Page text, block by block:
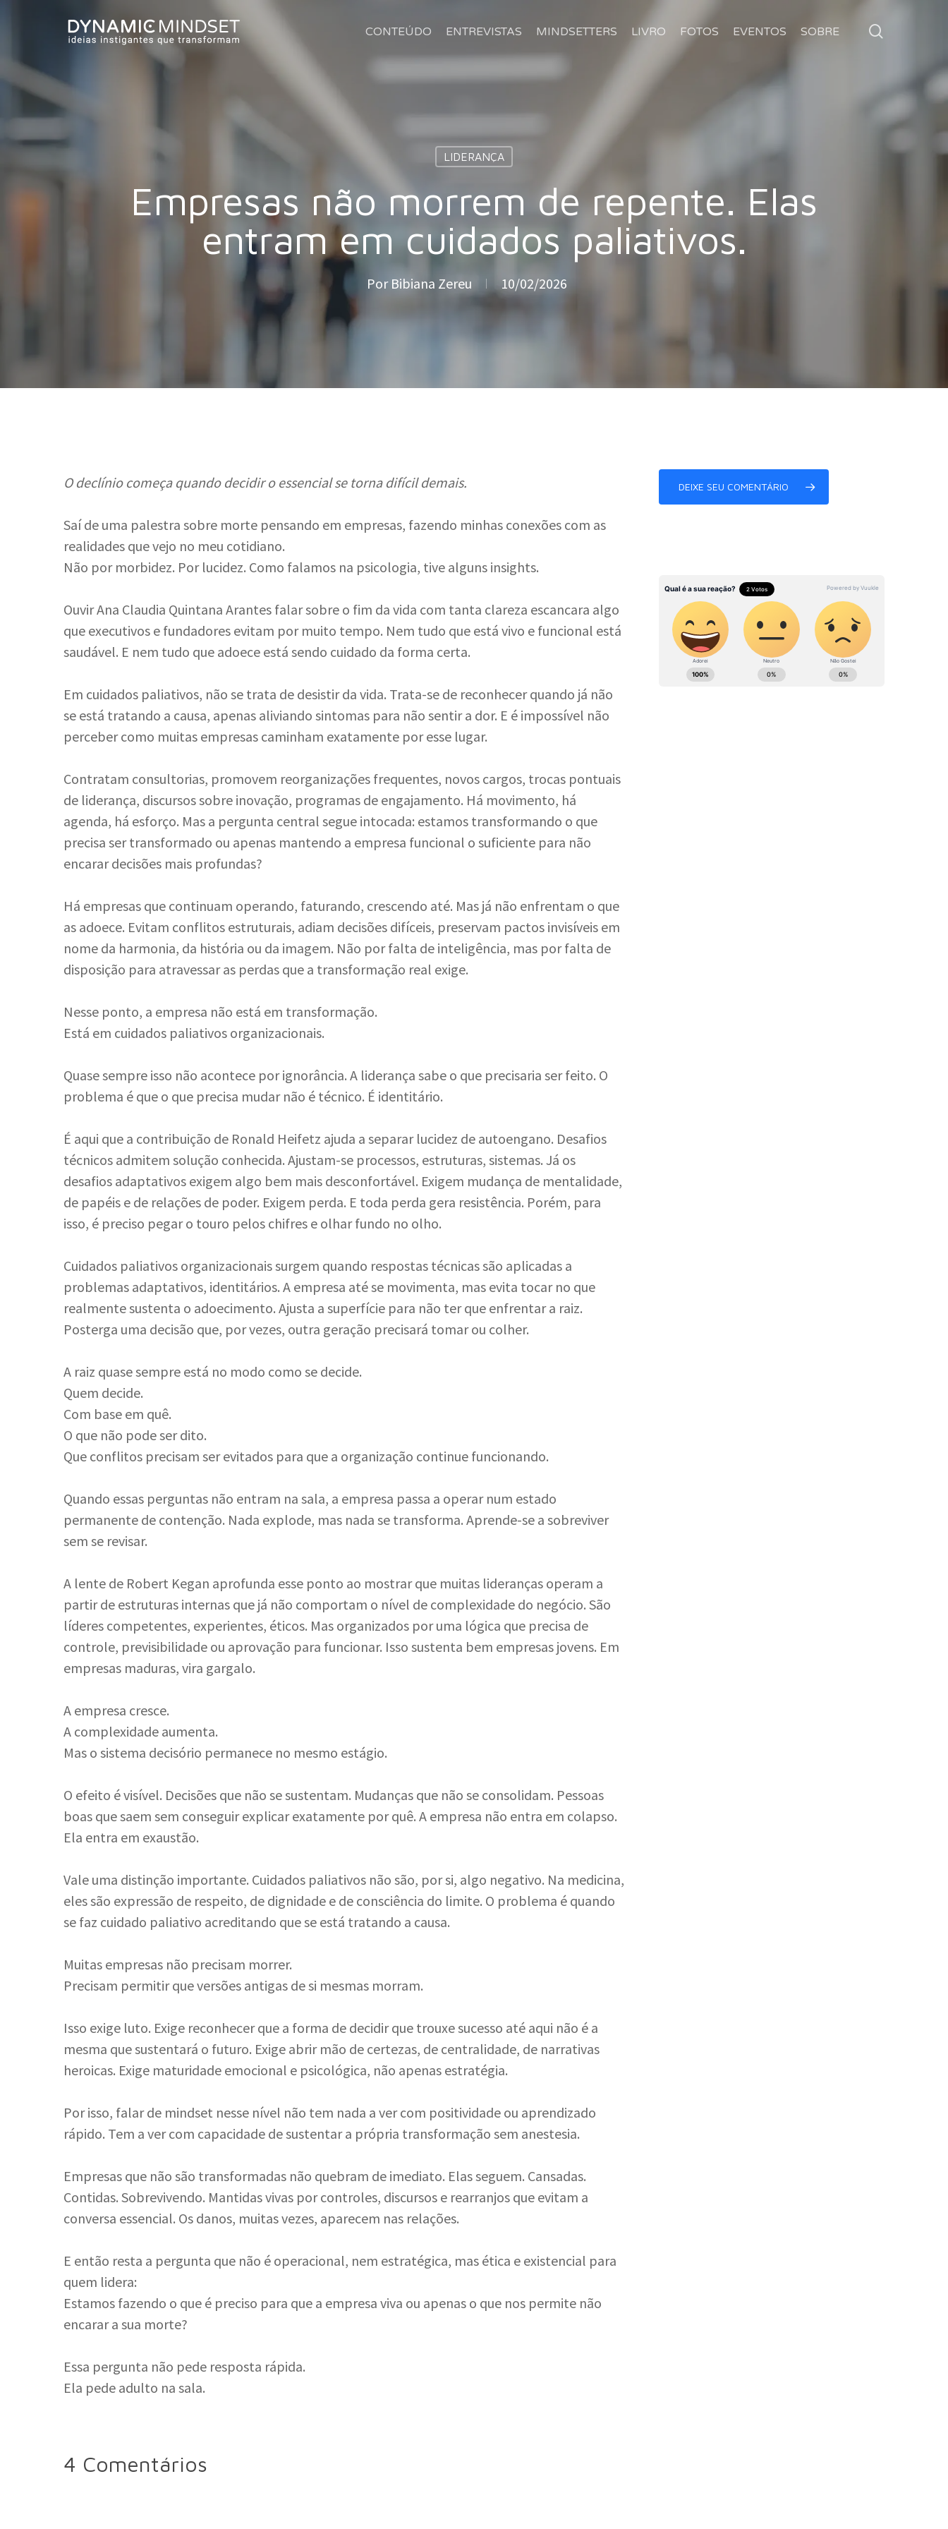
content
CONTEÚDO ENTREVISTAS MINDSETTERS LIVRO FOTOS EVENTOS SOBRE
LIDERANÇA
Empresas não morrem de repente. Elas
entram em cuidados paliativos.
Por Bibiana Zereu 10/02/2026
O declínio começa quando decidir o essencial se torna difícil demais.
Saí de uma palestra sobre morte pensando em empresas, fazendo minhas conexões com as
realidades que vejo no meu cotidiano.
Não por morbidez. Por lucidez. Como falamos na psicologia, tive alguns insights.
Ouvir Ana Claudia Quintana Arantes falar sobre o fim da vida com tanta clareza escancara algo
que executivos e fundadores evitam por muito tempo. Nem tudo que está vivo e funcional está
saudável. E nem tudo que adoece está sendo cuidado da forma certa.
Em cuidados paliativos, não se trata de desistir da vida. Trata-se de reconhecer quando já não
se está tratando a causa, apenas aliviando sintomas para não sentir a dor. E é impossível não
perceber como muitas empresas caminham exatamente por esse lugar.
Contratam consultorias, promovem reorganizações frequentes, novos cargos, trocas pontuais
de liderança, discursos sobre inovação, programas de engajamento. Há movimento, há
agenda, há esforço. Mas a pergunta central segue intocada: estamos transformando o que
precisa ser transformado ou apenas mantendo a empresa funcional o suficiente para não
encarar decisões mais profundas?
Há empresas que continuam operando, faturando, crescendo até. Mas já não enfrentam o que
as adoece. Evitam conflitos estruturais, adiam decisões difíceis, preservam pactos invisíveis em
nome da harmonia, da história ou da imagem. Não por falta de inteligência, mas por falta de
disposição para atravessar as perdas que a transformação real exige.
Nesse ponto, a empresa não está em transformação.
Está em cuidados paliativos organizacionais.
Quase sempre isso não acontece por ignorância. A liderança sabe o que precisaria ser feito. O
problema é que o que precisa mudar não é técnico. É identitário.
É aqui que a contribuição de Ronald Heifetz ajuda a separar lucidez de autoengano. Desafios
técnicos admitem solução conhecida. Ajustam-se processos, estruturas, sistemas. Já os
desafios adaptativos exigem algo bem mais desconfortável. Exigem mudança de mentalidade,
de papéis e de relações de poder. Exigem perda. E toda perda gera resistência. Porém, para
isso, é preciso pegar o touro pelos chifres e olhar fundo no olho.
Cuidados paliativos organizacionais surgem quando respostas técnicas são aplicadas a
problemas adaptativos, identitários. A empresa até se movimenta, mas evita tocar no que
realmente sustenta o adoecimento. Ajusta a superfície para não ter que enfrentar a raiz.
Posterga uma decisão que, por vezes, outra geração precisará tomar ou colher.
A raiz quase sempre está no modo como se decide.
Quem decide.
Com base em quê.
O que não pode ser dito.
Que conflitos precisam ser evitados para que a organização continue funcionando.
Quando essas perguntas não entram na sala, a empresa passa a operar num estado
permanente de contenção. Nada explode, mas nada se transforma. Aprende-se a sobreviver
sem se revisar.
A lente de Robert Kegan aprofunda esse ponto ao mostrar que muitas lideranças operam a
partir de estruturas internas que já não comportam o nível de complexidade do negócio. São
líderes competentes, experientes, éticos. Mas organizados por uma lógica que precisa de
controle, previsibilidade ou aprovação para funcionar. Isso sustenta bem empresas jovens. Em
empresas maduras, vira gargalo.
A empresa cresce.
A complexidade aumenta.
Mas o sistema decisório permanece no mesmo estágio.
O efeito é visível. Decisões que não se sustentam. Mudanças que não se consolidam. Pessoas
boas que saem sem conseguir explicar exatamente por quê. A empresa não entra em colapso.
Ela entra em exaustão.
Vale uma distinção importante. Cuidados paliativos não são, por si, algo negativo. Na medicina,
eles são expressão de respeito, de dignidade e de consciência do limite. O problema é quando
se faz cuidado paliativo acreditando que se está tratando a causa.
Muitas empresas não precisam morrer.
Precisam permitir que versões antigas de si mesmas morram.
Isso exige luto. Exige reconhecer que a forma de decidir que trouxe sucesso até aqui não é a
mesma que sustentará o futuro. Exige abrir mão de certezas, de centralidade, de narrativas
heroicas. Exige maturidade emocional e psicológica, não apenas estratégia.
Por isso, falar de mindset nesse nível não tem nada a ver com positividade ou aprendizado
rápido. Tem a ver com capacidade de sustentar a própria transformação sem anestesia.
Empresas que não são transformadas não quebram de imediato. Elas seguem. Cansadas.
Contidas. Sobrevivendo. Mantidas vivas por controles, discursos e rearranjos que evitam a
conversa essencial. Os danos, muitas vezes, aparecem nas relações.
E então resta a pergunta que não é operacional, nem estratégica, mas ética e existencial para
quem lidera:
Estamos fazendo o que é preciso para que a empresa viva ou apenas o que nos permite não
encarar a sua morte?
Essa pergunta não pede resposta rápida.
Ela pede adulto na sala.
4 Comentários
DEIXE SEU COMENTÁRIO